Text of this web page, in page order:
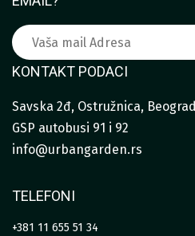
KONTAKT PODACI
Savska 2đ, Ostružnica, Beograd
GSP autobusi 91 i 92
info@urbangarden.rs
TELEFONI
+381 11 655 51 34